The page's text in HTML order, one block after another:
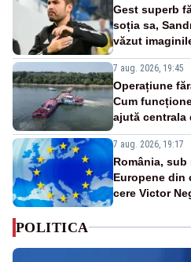
Gest superb
soția sa,
văzut
7 aug. 2026, 19:45
Operațiune
Cum
ajută centrala
7 aug. 2026, 19:17
România,
Europene din
cere Victor
POLITICA